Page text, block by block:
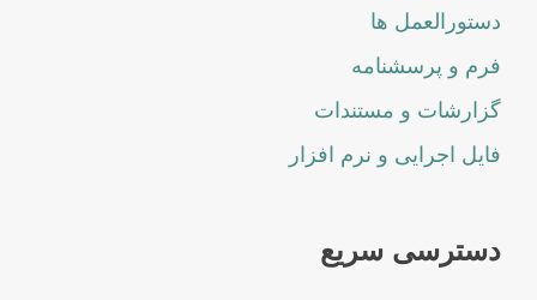
دستورالعمل ها
فرم و پرسشنامه
گزارشات و مستندات
فایل اجرایی و نرم افزار
دسترسی سریع